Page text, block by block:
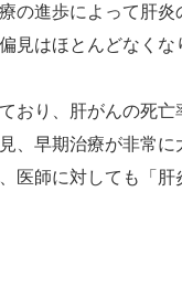
の進歩によって肝
見はほとんどなくな
おり、肝がんの死
、早期治療が非常
医師に対しても「